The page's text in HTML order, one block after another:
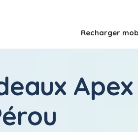
Recharger
Apex